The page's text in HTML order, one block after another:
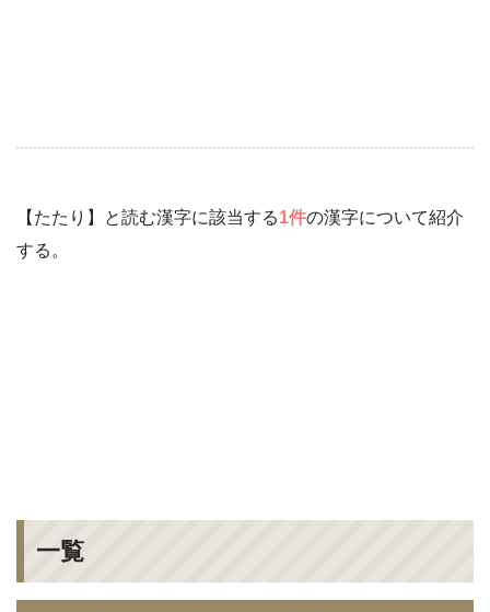
【たたり】と読む漢字に該当する1件の漢字について紹介
する。
一覧